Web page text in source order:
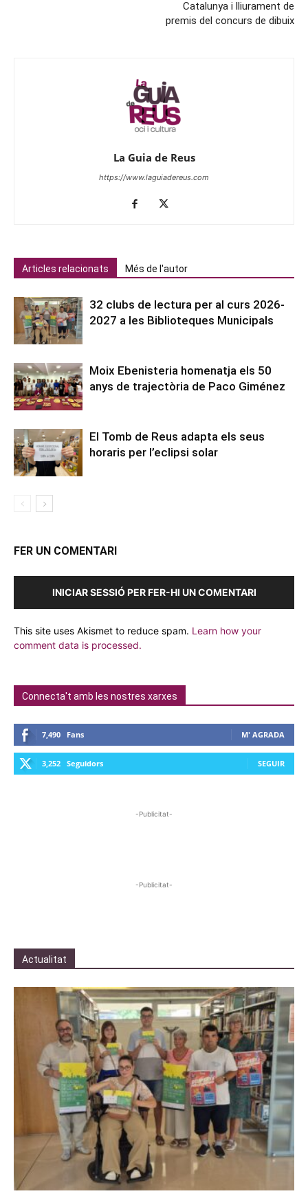
Catalunya i lliurament de
premis del concurs de dibuix
La Guia de Reus
https://www.laguiadereus.com
Articles relacionats Més de l'autor
32 clubs de lectura per al curs 2026-
2027 a les Biblioteques Municipals
Moix Ebenisteria homenatja els 50
anys de trajectòria de Paco Giménez
El Tomb de Reus adapta els seus
horaris per l’eclipsi solar
FER UN COMENTARI
INICIAR SESSIÓ PER FER-HI UN COMENTARI
This site uses Akismet to reduce spam. Learn how your
comment data is processed.
Connecta't amb les nostres xarxes
7,490 Fans M' AGRADA
3,252 Seguidors SEGUIR
-Publicitat-
-Publicitat-
Actualitat